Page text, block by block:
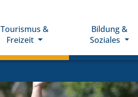
Tourismus &
Freizeit
Bildung &
Soziales